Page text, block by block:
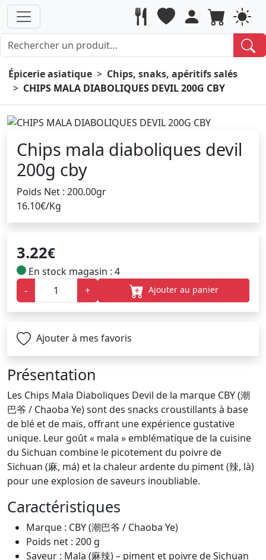
Épicerie asiatique
Chips, snaks, apéritifs salés
CHIPS MALA DIABOLIQUES DEVIL 200G CBY
Chips mala diaboliques devil
200g cby
Poids Net : 200.00gr
16.10€/Kg
3.22€
En stock magasin : 4
-
+ Ajouter au panier
Ajouter à mes favoris
Présentation
Les Chips Mala Diaboliques Devil de la marque CBY (潮
巴爷 / Chaoba Ye) sont des snacks croustillants à base
de blé et de maïs, offrant une expérience gustative
unique. Leur goût « mala » emblématique de la cuisine
du Sichuan combine le picotement du poivre de
Sichuan (麻, má) et la chaleur ardente du piment (辣, là)
pour une explosion de saveurs inoubliable.
Caractéristiques
Marque : CBY (潮巴爷 / Chaoba Ye)
Poids net : 200 g
Saveur : Mala (麻辣) – piment et poivre de Sichuan